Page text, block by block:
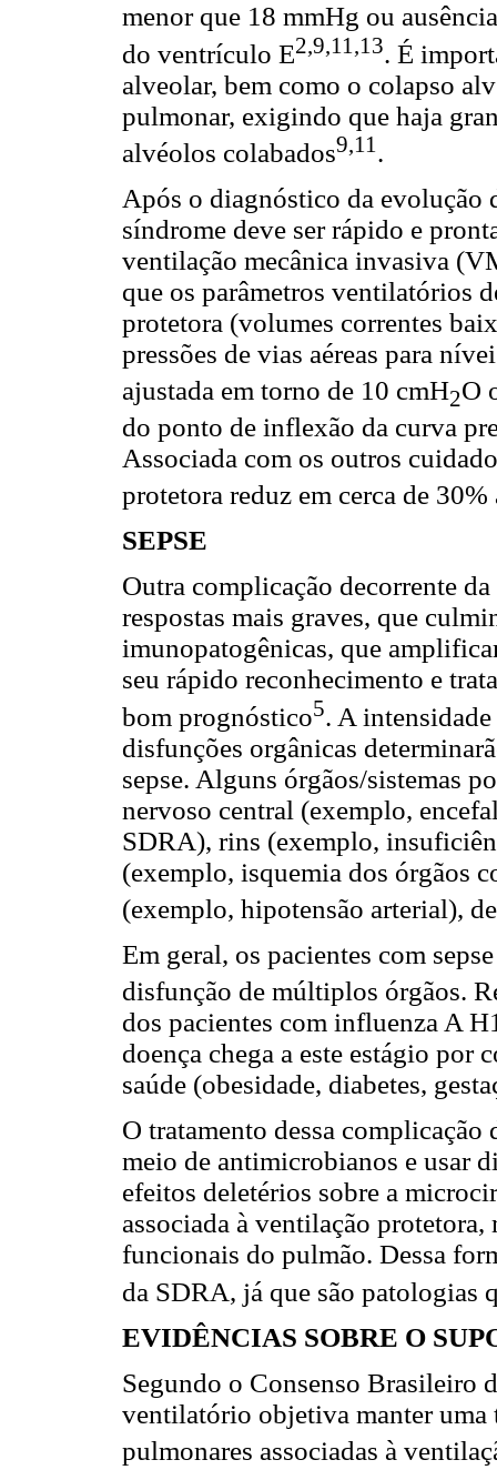
menor que 18 mmHg ou
do ventrículo E2,9,11,13. É
alveolar, bem como o colapso
pulmonar, exigindo que haja
alvéolos colabados9,11 .
Após o diagnóstico da evolução
síndrome deve ser rápido e
ventilação mecânica invasiva
que os parâmetros ventilatórios
protetora (volumes correntes
pressões de vias aéreas para
ajustada em torno de 10 cmH2O
do ponto de inflexão da curva
Associada com os outros
protetora reduz em cerca de
SEPSE
Outra complicação decorrente
respostas mais graves, que
imunopatogênicas, que
seu rápido reconhecimento e
bom prognóstico5. A
disfunções orgânicas
sepse. Alguns órgãos/sistemas
nervoso central (exemplo,
SDRA), rins (exemplo,
(exemplo, isquemia dos órgãos
(exemplo, hipotensão arterial),
Em geral, os pacientes com
disfunção de múltiplos órgãos.
dos pacientes com influenza A
doença chega a este estágio por
saúde (obesidade, diabetes,
O tratamento dessa
meio de antimicrobianos e usar
efeitos deletérios sobre a
associada à ventilação
funcionais do pulmão. Dessa
da SDRA, já que são patologias
EVIDÊNCIAS SOBRE O
Segundo o Consenso Brasileiro
ventilatório objetiva manter uma
pulmonares associadas à